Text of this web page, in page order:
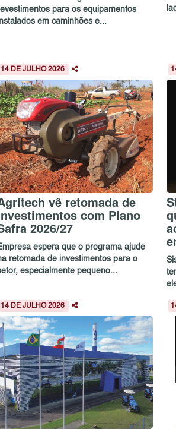
para os equipamentos
em caminhões e...
14 DE JULHO 2026
vê retomada de
com Plano
2026/27
espera que o programa ajude
retomada de investimentos para o
especialmente pequeno...
14 DE JULHO 2026